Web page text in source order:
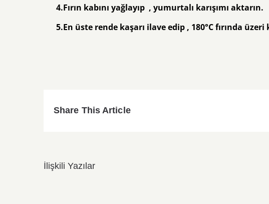
4.Fırın kabını yağlayıp , yumurtalı karışımı aktarın.
5.En üste rende kaşarı ilave edip , 180°Cfırında
Share This Article
İlişkili Yazılar